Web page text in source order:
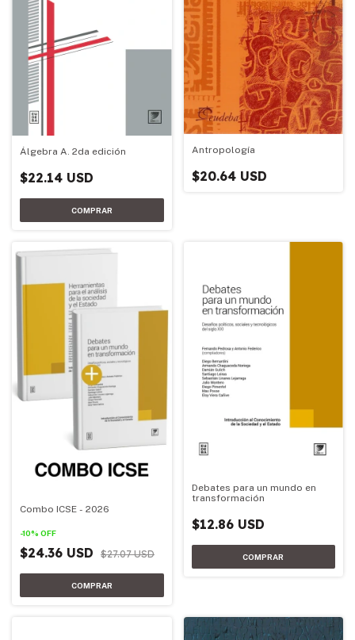
Álgebra A. 2da edición
$22.14 USD
Antropología
$20.64 USD
Combo ICSE - 2026
-10% OFF
$24.36 USD $27.07 USD
Debates para un mundo en
transformación
$12.86 USD